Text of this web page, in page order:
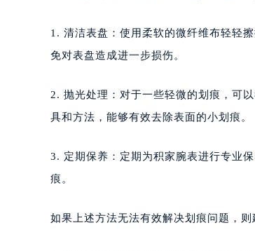
深圳市罗湖区深南东路
惠州市惠城区江北文昌
福州市鼓楼区五四路
郑州市二七区铭功路10
沈阳市沈河区中街路83
1. 清洁表盘：使用柔软的微纤维布轻轻
免对表盘造成进一步损伤。
2. 抛光处理：对于一些轻微的划痕，可
具和方法，能够有效去除表面的小划痕。
3. 定期保养：定期为积家腕表进行专业
痕。
如果上述方法无法有效解决划痕问题，则